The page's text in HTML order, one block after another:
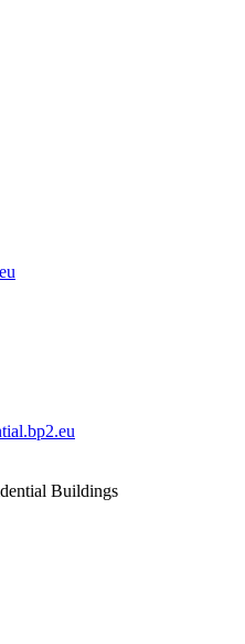
Buildings